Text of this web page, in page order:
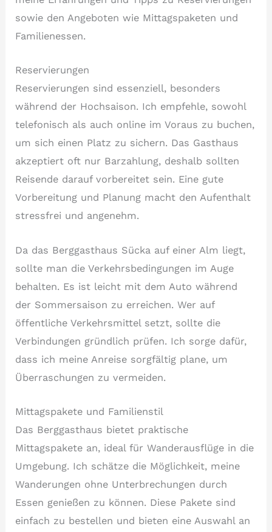
sowie den Angeboten wie Mittagspaketen und
Familienessen.
Reservierungen
Reservierungen sind essenziell, besonders
während der Hochsaison. Ich empfehle, sowohl
telefonisch als auch online im Voraus zu buchen,
um sich einen Platz zu sichern. Das Gasthaus
akzeptiert oft nur Barzahlung, deshalb sollten
Reisende darauf vorbereitet sein. Eine gute
Vorbereitung und Planung macht den Aufenthalt
stressfrei und angenehm.
Da das Berggasthaus Sücka auf einer Alm liegt,
sollte man die Verkehrsbedingungen im Auge
behalten. Es ist leicht mit dem Auto während
der Sommersaison zu erreichen. Wer auf
öffentliche Verkehrsmittel setzt, sollte die
Verbindungen gründlich prüfen. Ich sorge dafür,
dass ich meine Anreise sorgfältig plane, um
Überraschungen zu vermeiden.
Mittagspakete und Familienstil
Das Berggasthaus bietet praktische
Mittagspakete an, ideal für Wanderausflüge in die
Umgebung. Ich schätze die Möglichkeit, meine
Wanderungen ohne Unterbrechungen durch
Essen genießen zu können. Diese Pakete sind
einfach zu bestellen und bieten eine Auswahl an